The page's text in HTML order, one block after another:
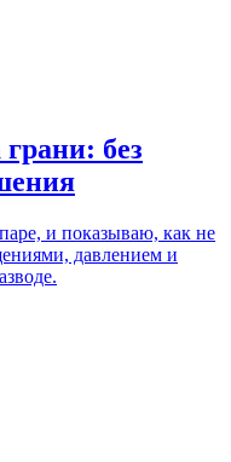
без
и показываю, как не
давлением и